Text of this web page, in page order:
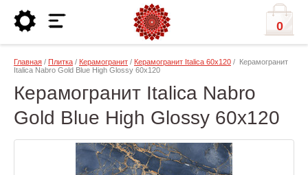
0
Главная / Плитка / Керамогранит / Керамогранит Italica 60х120 / Керамогранит
Italica Nabro Gold Blue High Glossy 60х120
Керамогранит Italica Nabro
Gold Blue High Glossy 60х120